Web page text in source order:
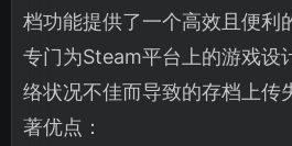
档功能提供了一个高效且便利
专门为Steam平台上的游戏设
络状况不佳而导致的存档上传
著优点：